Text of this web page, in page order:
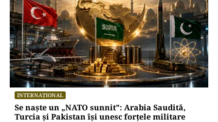
INTERNAȚIONAL
Se naște un „NATO sunnit”: Arabia Saudită,
Turcia și Pakistan își unesc forțele militare